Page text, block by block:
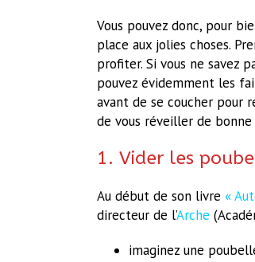
Vous pouvez donc, pour
place aux jolies choses.
profiter. Si vous ne savez
pouvez évidemment les
avant de se coucher pour
de vous réveiller de bonne
1. Vider les
Au début de son livre «
directeur de l’Arche
imaginez une